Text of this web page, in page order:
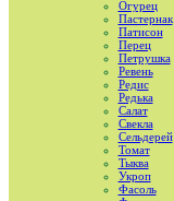
Огурец
Пастернак
Патисон
Перец
Петрушка
Ревень
Редис
Редька
Салат
Свекла
Сельдерей
Томат
Тыква
Укроп
Фасоль